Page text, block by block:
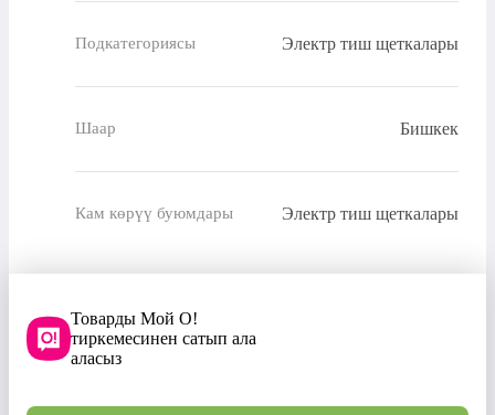
Подкатегориясы Электр тиш щеткалары
Шаар Бишкек
Кам көрүү буюмдары Электр тиш щеткалары
Товарды Мой О!
тиркемесинен сатып ала
аласыз